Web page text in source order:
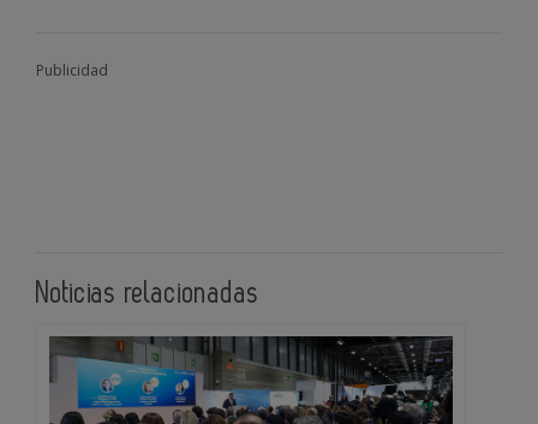
Publicidad
Noticias relacionadas